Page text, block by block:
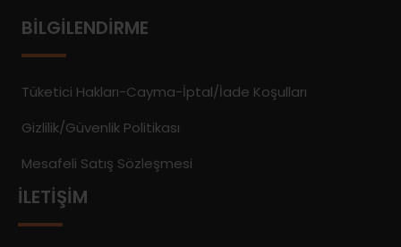
BILGILENDIRME
Tüketici Hakları-Cayma-İptal/İade Koşulları
Gizlilik/Güvenlik Politikası
Mesafeli Satış Sözleşmesi
İLETIŞIM